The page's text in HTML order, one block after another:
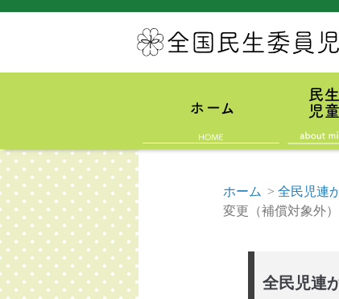
ホーム > 全民児連
変更（補償対象外
全民児連